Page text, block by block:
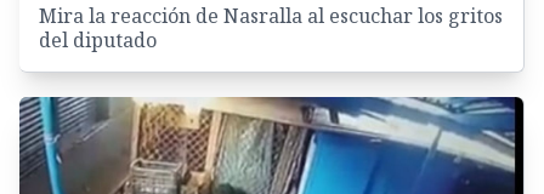
Mira la reacción de Nasralla al escuchar los gritos
del diputado